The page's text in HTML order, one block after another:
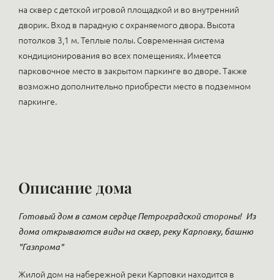
на сквер с детской игровой площадкой и во внутренний
дворик. Вход в парадную с охраняемого двора. Высота
потолков 3,1 м. Теплые полы. Современная система
кондиционирования во всех помещениях. Имеется
парковочное место в закрытом паркинге во дворе. Также
возможно дополнительно приобрести место в подземном
паркинге.
Описание дома
Готовый дом в самом сердце Петроградской стороны! Из
дома открываются виды на сквер, реку Карповку, башню
"Газпрома"
Жилой дом на набережной реки Карповки находится в